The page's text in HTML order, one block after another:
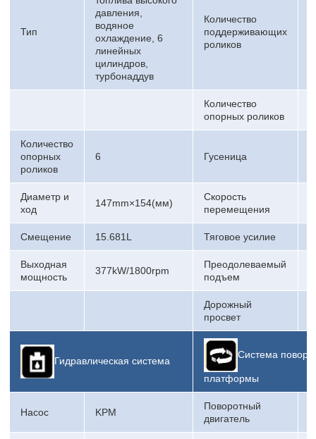
Тип
давления,
водяное
охлаждение, 6
линейных
цилиндров,
турбонаддув
Количество
поддерживающих
роликов
Количество
опорных роликов
Количество
опорных
роликов
6 Гусеница
Диаметр и
ход
147mm×154(мм)
Скорость
перемещения
Смещение 15.681L Тяговое усилие
Выходная
мощность
377kW/1800rpm
Преодолеваемый
подъем
Дорожный
просвет
Гидравлическая система
Система
платформы
Насос KPM
Поворотный
двигатель